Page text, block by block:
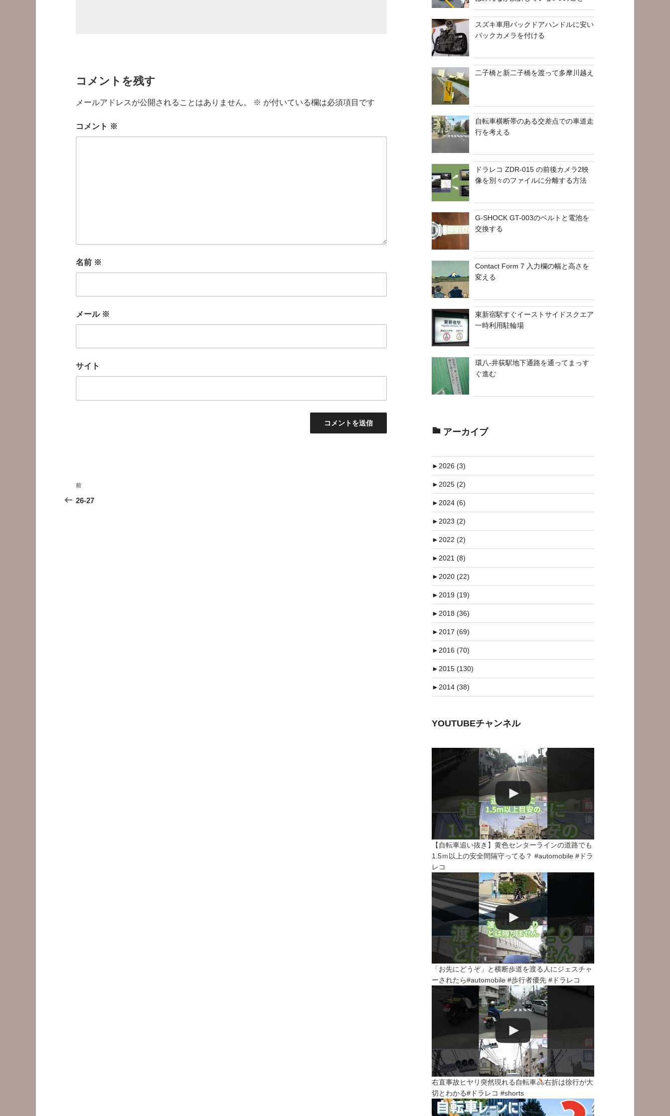
コメントを残す
メールアドレスが公開されることはありません。 ※ が付いている欄は必須項目です
コメント ※
名前 ※
メール ※
サイト
投
稿
前
の
前
26-27
スズキ車用バックドアハンドルに安い
バックカメラを付ける
二子橋と新二子橋を渡って多摩川越え
自転車横断帯のある交差点での車道走
行を考える
ドラレコ ZDR-015 の前後カメラ2映
像を別々のファイルに分離する方法
G-SHOCK GT-003のベルトと電池を
交換する
Contact Form 7 入力欄の幅と高さを
変える
東新宿駅すぐイーストサイドスクエア
一時利用駐輪場
環八-井荻駅地下通路を通ってまっす
ぐ進む
アーカイブ
►2026 (3)
►2025 (2)
►2024 (6)
►2023 (2)
►2022 (2)
►2021 (8)
►2020 (22)
►2019 (19)
►2018 (36)
►2017 (69)
►2016 (70)
►2015 (130)
►2014 (38)
YOUTUBEチャンネル
【自転車追い抜き】黄色センターラインの道路でも
1.5ｍ以上の安全間隔守ってる？ #automobile #ドラ
レコ
「お先にどうぞ」と横断歩道を渡る人にジェスチャ
ーされたら#automobile #歩行者優先 #ドラレコ
右直事故ヒヤリ突然現れる自転車
右折は徐行が大
切とわかる#ドラレコ #shorts